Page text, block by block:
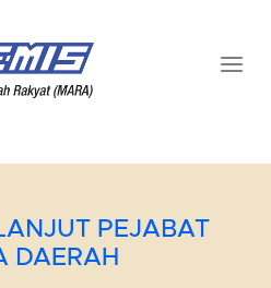
PEJABAT
DAERAH